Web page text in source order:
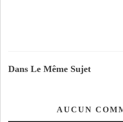
Dans Le Même Sujet
AUCUN